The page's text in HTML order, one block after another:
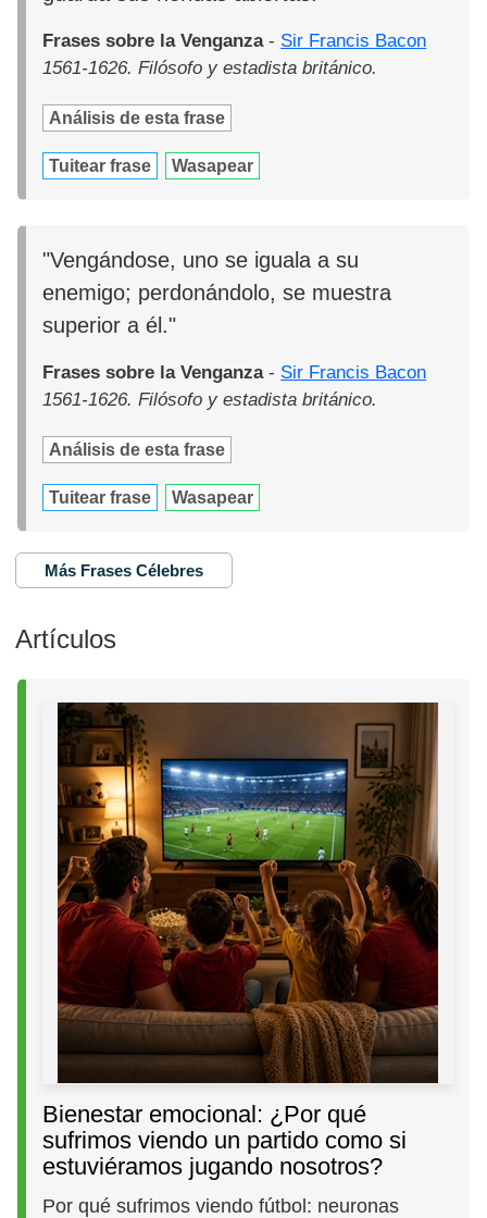
Frases sobre la Venganza- Sir Francis Bacon
1561-1626. Filósofo y estadista británico.
Análisis de esta frase
Tuitear frase Wasapear
"Vengándose, uno se iguala a su
enemigo; perdonándolo, se muestra
superior a él."
Frases sobre la Venganza- Sir Francis Bacon
1561-1626. Filósofo y estadista británico.
Análisis de esta frase
Tuitear frase Wasapear
Más Frases Célebres
Artículos
Bienestar emocional: ¿Por qué
sufrimos viendo un partido como si
estuviéramos jugando nosotros?
Por qué sufrimos viendo fútbol: neuronas